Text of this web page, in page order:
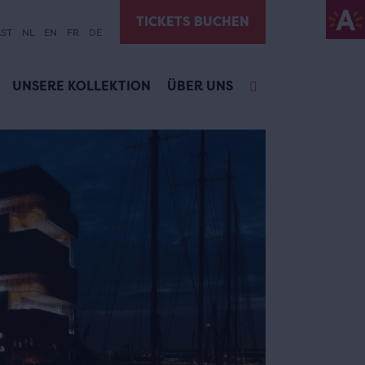
NL EN FR DE
TICKETS BUCHEN
UNSERE KOLLEKTION ÜBER UNS